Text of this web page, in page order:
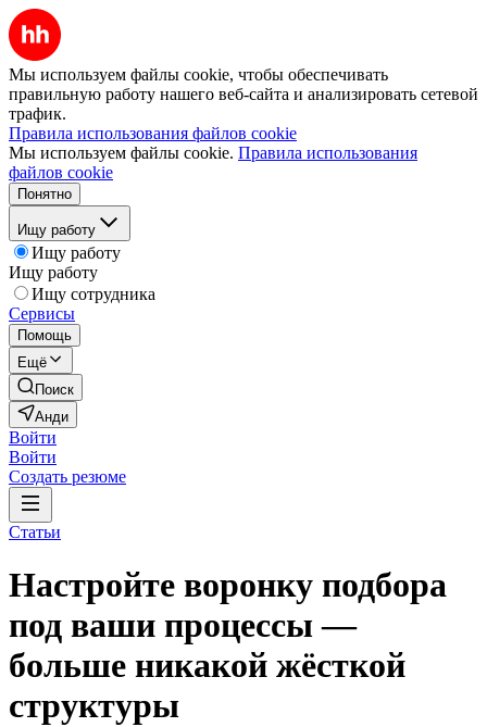
Мы используем файлы cookie, чтобы обеспечивать
правильную работу нашего веб-сайта и анализировать сетевой
трафик.
Правила использования файлов cookie
Мы используем файлы cookie. Правила использования
файлов cookie
Понятно
Ищу работу
Ищу работу
Ищу работу
Ищу сотрудника
Сервисы
Помощь
Ещё
Поиск
Анди
Войти
Войти
Создать резюме
Статьи
Настройте воронку подбора
под ваши процессы —
больше никакой жёсткой
структуры